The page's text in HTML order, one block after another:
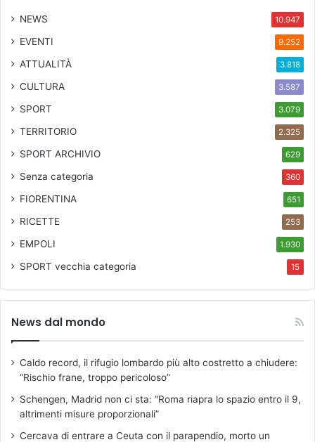
NEWS 10.947
EVENTI 9.252
ATTUALITÀ 3.818
CULTURA 3.587
SPORT 3.079
TERRITORIO 2.325
SPORT ARCHIVIO 629
Senza categoria 360
FIORENTINA 651
RICETTE 253
EMPOLI 1.930
SPORT vecchia categoria 15
News dal mondo
Caldo record, il rifugio lombardo più alto costretto a chiudere:
“Rischio frane, troppo pericoloso”
Schengen, Madrid non ci sta: “Roma riapra lo spazio entro il 9,
altrimenti misure proporzionali”
Cercava di entrare a Ceuta con il parapendio, morto un